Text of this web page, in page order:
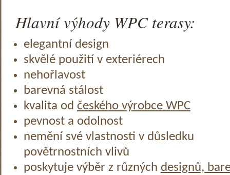
Hlavní výhody WPC terasy:
elegantní design
skvělé použití v exteriérech
nehořlavost
barevná stálost
kvalita od českého výrobce WPC
pevnost a odolnost
nemění své vlastnosti v důsledku
povětrnostních vlivů
poskytuje výběr z různých designů,